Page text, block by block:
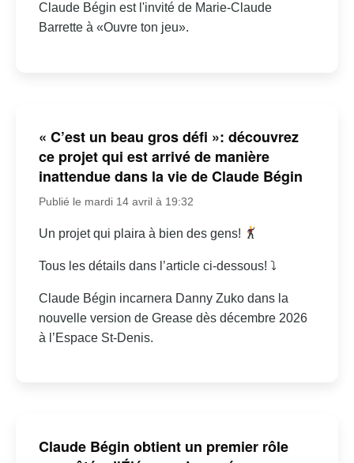
Claude Bégin est l'invité de Marie-Claude
Barrette à «Ouvre ton jeu».
« C’est un beau gros défi »: découvrez
ce projet qui est arrivé de manière
inattendue dans la vie de Claude Bégin
Publié le mardi 14 avril à 19:32
Un projet qui plaira à bien des gens!
Tous les détails dans l’article ci-dessous! ⤵
Claude Bégin incarnera Danny Zuko dans la
nouvelle version de Grease dès décembre 2026
à l’Espace St-Denis.
Claude Bégin obtient un premier rôle